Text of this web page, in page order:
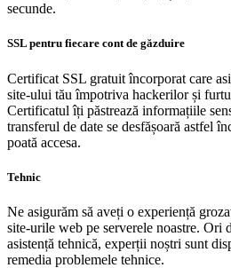
secunde.
SSL pentru fiecare cont de găzduire
Certificat SSL gratuit încorporat care
site-ului tău împotriva hackerilor și
Certificatul îți păstrează informațiile
transferul de date se desfășoară astfel
poată accesa.
Tehnic
Ne asigurăm să aveți o experiență
site-urile web pe serverele noastre. Ori
asistență tehnică, experții noștri sunt
remedia problemele tehnice.